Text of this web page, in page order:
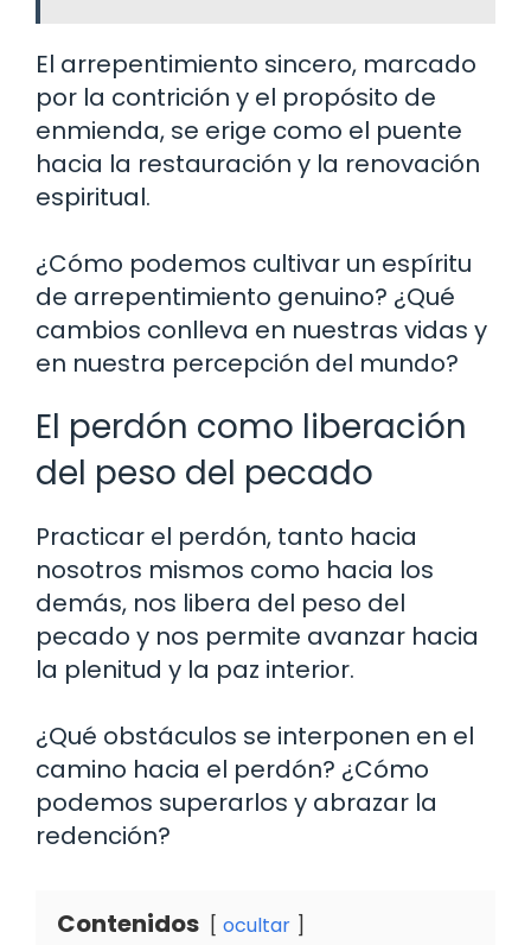
El arrepentimiento sincero, marcado
por la contrición y el propósito de
enmienda, se erige como el puente
hacia la restauración y la renovación
espiritual.
¿Cómo podemos cultivar un espíritu
de arrepentimiento genuino? ¿Qué
cambios conlleva en nuestras vidas y
en nuestra percepción del mundo?
El perdón como liberación
del peso del pecado
Practicar el perdón, tanto hacia
nosotros mismos como hacia los
demás, nos libera del peso del
pecado y nos permite avanzar hacia
la plenitud y la paz interior.
¿Qué obstáculos se interponen en el
camino hacia el perdón? ¿Cómo
podemos superarlos y abrazar la
redención?
Contenidos ocultar